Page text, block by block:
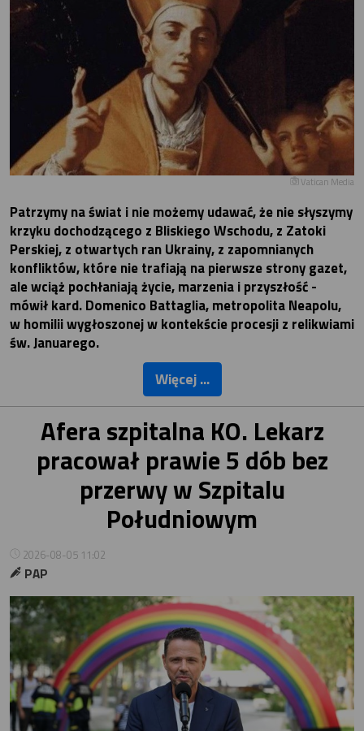
Vatican Media
Patrzymy na świat i nie możemy udawać, że nie słyszymy
krzyku dochodzącego z Bliskiego Wschodu, z Zatoki
Perskiej, z otwartych ran Ukrainy, z zapomnianych
konfliktów, które nie trafiają na pierwsze strony gazet,
ale wciąż pochłaniają życie, marzenia i przyszłość -
mówił kard. Domenico Battaglia, metropolita Neapolu,
w homilii wygłoszonej w kontekście procesji z relikwiami
św. Januarego.
Więcej ...
Afera szpitalna KO. Lekarz
pracował prawie 5 dób bez
przerwy w Szpitalu
Południowym
2026-08-05 11:02
PAP